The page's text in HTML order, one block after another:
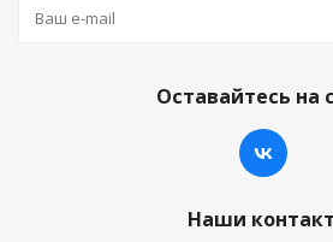
Оставайтесь на
Наши